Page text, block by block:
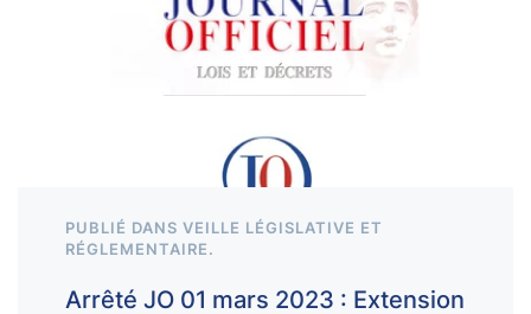
PUBLIÉ DANS VEILLE LÉGISLATIVE ET
RÉGLEMENTAIRE.
Arrêté JO 01 mars 2023 : Extension